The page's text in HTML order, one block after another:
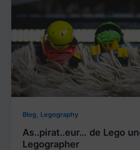
Blog , Legography
As..pirat..eur… de Lego
Legographer